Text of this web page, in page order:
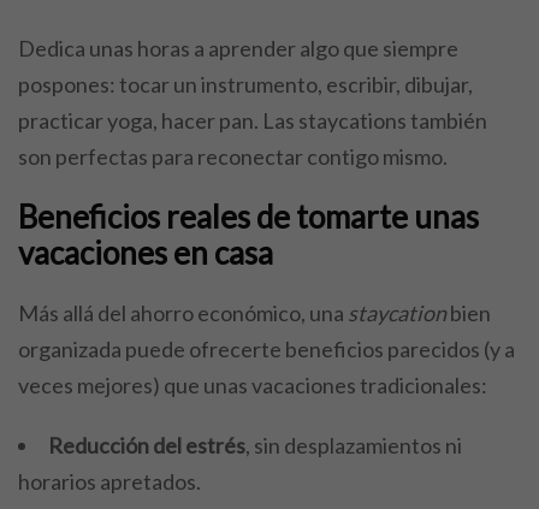
Dedica unas horas a aprender algo que siempre
pospones: tocar un instrumento, escribir, dibujar,
practicar yoga, hacer pan. Las staycations también
son perfectas para reconectar contigo mismo.
Beneficios reales de tomarte unas
vacaciones en casa
Más allá del ahorro económico, una staycationbien
organizada puede ofrecerte beneficios parecidos (y a
veces mejores) que unas vacaciones tradicionales:
Reducción del estrés, sin desplazamientos ni
horarios apretados.